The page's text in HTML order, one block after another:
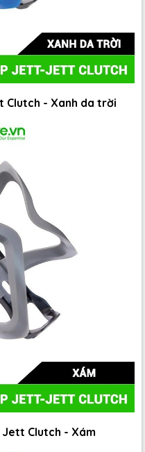
Clutch - Xanh da trời
Clutch - Xám